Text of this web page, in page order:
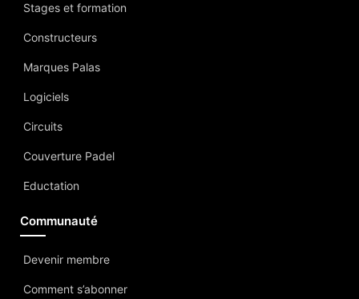
Stages et formation
Constructeurs
Marques Palas
Logiciels
Circuits
Couverture Padel
Eductation
Communauté
Devenir membre
Comment s’abonner